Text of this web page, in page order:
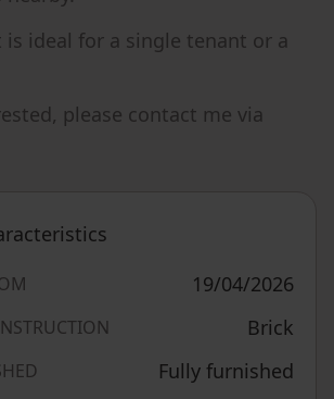
ideal for a single tenant or a
please contact me via
19/04/2026
Brick
Fully furnished